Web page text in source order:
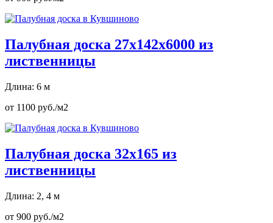
Палубная доска 27х142х6000 из
лиственницы
Длина: 6 м
от 1100 руб./м2
Палубная доска 32х165 из
лиственницы
Длина: 2, 4 м
от 900 руб./м2